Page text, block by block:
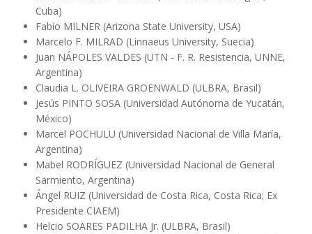
Cuba)
Fabio MILNER (Arizona State University, USA)
Marcelo F. MILRAD (Linnaeus University, Suecia)
Juan NÁPOLES VALDES (UTN - F. R. Resistencia, UNNE,
Argentina)
Claudia L. OLIVEIRA GROENWALD (ULBRA, Brasil)
Jesús PINTO SOSA (Universidad Autónoma de Yucatán,
México)
Marcel POCHULU (Universidad Nacional de Villa María,
Argentina)
Mabel RODRÍGUEZ (Universidad Nacional de General
Sarmiento, Argentina)
Ángel RUIZ (Universidad de Costa Rica, Costa Rica; Ex
Presidente CIAEM)
Helcio SOARES PADILHA Jr. (ULBRA, Brasil)